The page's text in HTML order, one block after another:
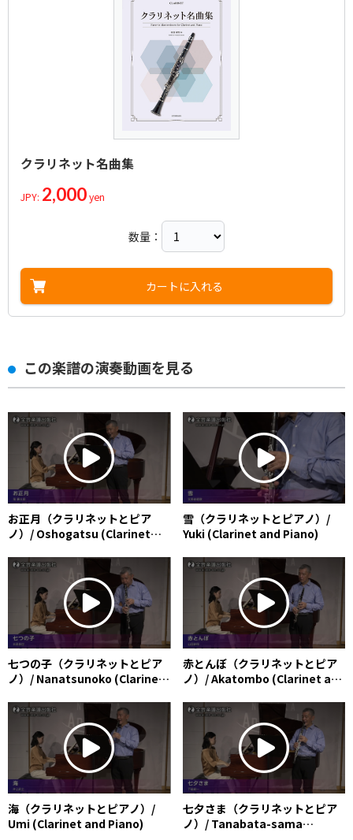
クラリネット名曲集
JPY: 2,000yen
数量：
カートに入れる
この楽譜の演奏動画を見る
お正月（クラリネットとピア
ノ）/ Oshogatsu (Clarinet
雪（クラリネットとピアノ）/
Yuki (Clarinet and Piano)
七つの子（クラリネットとピア
ノ）/ Nanatsunoko (Clarinet
赤とんぼ（クラリネットとピア
ノ）/ Akatombo (Clarinet and
海（クラリネットとピアノ）/
Umi (Clarinet and Piano)
七夕さま（クラリネットとピア
ノ）/ Tanabata-sama